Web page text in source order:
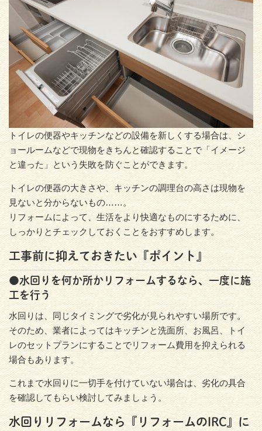
トイレの便器やキッチンなどの設備を新しくする場合は、シ
ョールームなどで現物をきちんと確認することで「イメージ
と違った」という失敗を防ぐことができます。
トイレの便器の大きさや、キッチンの調理台の高さは現物を
見ないと分からないもの……。
リフォームによって、生活をより快適なものにするために、
しっかりとチェックしておくことをおすすめします。
工事前に抑えておきたい『ポイント』
●水回りを何か所かリフォームするなら、一度に施
工を行う
水回りは、同じタイミングで劣化が見られやすい場所です。
そのため、業者によってはキッチンと洗面所、お風呂、トイ
レのセットプランにすることでリフォーム費用を抑えられる
場合もあります。
これまで水回りに一切手を付けていない場合は、劣化の具合
を確認してもらい検討してみましょう。
水回りリフォームなら『リフォームのIRC』に